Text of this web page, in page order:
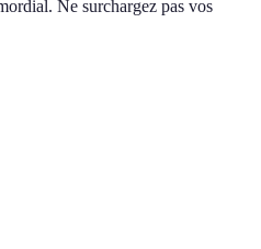
Ne surchargez pas vos